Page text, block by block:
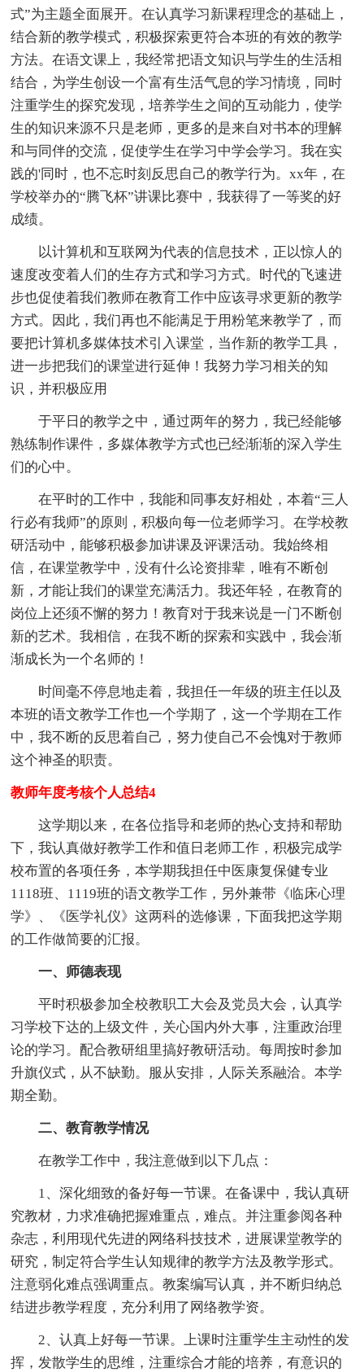
式”为主题全面展开。在认真学习新课程理念的基础上，
结合新的教学模式，积极探索更符合本班的有效的教学
方法。在语文课上，我经常把语文知识与学生的生活相
结合，为学生创设一个富有生活气息的学习情境，同时
注重学生的探究发现，培养学生之间的互动能力，使学
生的知识来源不只是老师，更多的是来自对书本的理解
和与同伴的交流，促使学生在学习中学会学习。我在实
践的'同时，也不忘时刻反思自己的教学行为。xx年，在
学校举办的“腾飞杯”讲课比赛中，我获得了一等奖的好
成绩。
以计算机和互联网为代表的信息技术，正以惊人的
速度改变着人们的生存方式和学习方式。时代的飞速进
步也促使着我们教师在教育工作中应该寻求更新的教学
方式。因此，我们再也不能满足于用粉笔来教学了，而
要把计算机多媒体技术引入课堂，当作新的教学工具，
进一步把我们的课堂进行延伸！我努力学习相关的知
识，并积极应用
于平日的教学之中，通过两年的努力，我已经能够
熟练制作课件，多媒体教学方式也已经渐渐的深入学生
们的心中。
在平时的工作中，我能和同事友好相处，本着“三人
行必有我师”的原则，积极向每一位老师学习。在学校教
研活动中，能够积极参加讲课及评课活动。我始终相
信，在课堂教学中，没有什么论资排辈，唯有不断创
新，才能让我们的课堂充满活力。我还年轻，在教育的
岗位上还须不懈的努力！教育对于我来说是一门不断创
新的艺术。我相信，在我不断的探索和实践中，我会渐
渐成长为一个名师的！
时间毫不停息地走着，我担任一年级的班主任以及
本班的语文教学工作也一个学期了，这一个学期在工作
中，我不断的反思着自己，努力使自己不会愧对于教师
这个神圣的职责。
教师年度考核个人总结4
这学期以来，在各位指导和老师的热心支持和帮助
下，我认真做好教学工作和值日老师工作，积极完成学
校布置的各项任务，本学期我担任中医康复保健专业
1118班、1119班的语文教学工作，另外兼带《临床心理
学》、《医学礼仪》这两科的选修课，下面我把这学期
的工作做简要的汇报。
一、师德表现
平时积极参加全校教职工大会及党员大会，认真学
习学校下达的上级文件，关心国内外大事，注重政治理
论的学习。配合教研组里搞好教研活动。每周按时参加
升旗仪式，从不缺勤。服从安排，人际关系融洽。本学
期全勤。
二、教育教学情况
在教学工作中，我注意做到以下几点：
1、深化细致的备好每一节课。在备课中，我认真研
究教材，力求准确把握难重点，难点。并注重参阅各种
杂志，利用现代先进的网络科技技术，进展课堂教学的
研究，制定符合学生认知规律的教学方法及教学形式。
注意弱化难点强调重点。教案编写认真，并不断归纳总
结进步教学程度，充分利用了网络教学资。
2、认真上好每一节课。上课时注重学生主动性的发
挥，发散学生的思维，注重综合才能的培养，有意识的